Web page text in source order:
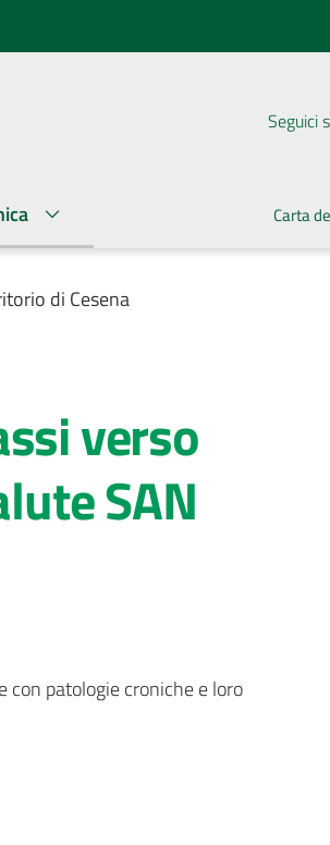
Seguici
Carta
di Cesena
verso
SAN
con patologie croniche e loro